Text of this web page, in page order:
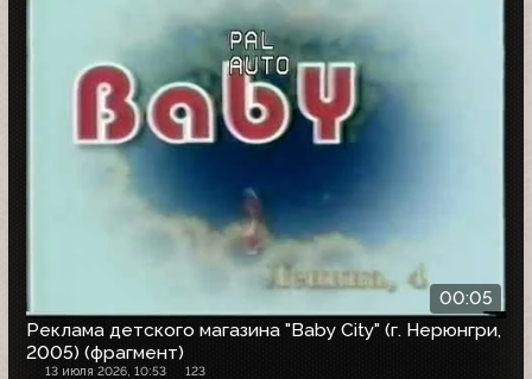
00:05
Реклама детского магазина "Baby City" (г. Нерюнгри,
2005) (фрагмент)
13 июля 2026, 10:53 123